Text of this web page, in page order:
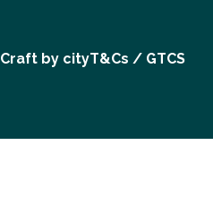
Craft by cityT&Cs / GTCS